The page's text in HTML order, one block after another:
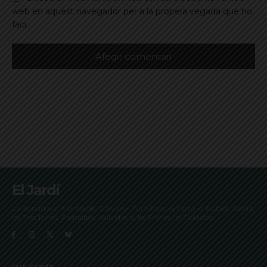
web en aquest navegador per a la propera vegada que ho
faci.
El Jardí
La Bonanova, Monterols, Galvany, Turó Parc, el Farró, el Putxet, Sarrià,
les Tres Torres, Pedralbes, Vallvidrera, les Planes i el Tibidabo